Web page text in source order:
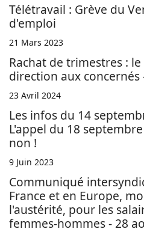
Télétravail : Grève du
d'emploi
21 Mars 2023
Rachat de trimestres :
direction aux concernés
23 Avril 2024
Les infos du 14
L'appel du 18
non !
9 Juin 2023
Communiqué
France et en Europe,
l'austérité, pour les
femmes-hommes - 28